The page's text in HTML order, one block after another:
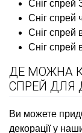
Сніг спрей
Сніг спрей
Сніг спрей
Сніг спрей
ДЕ МОЖНА
СПРЕЙ ДЛЯ
Ви можете
декорації у